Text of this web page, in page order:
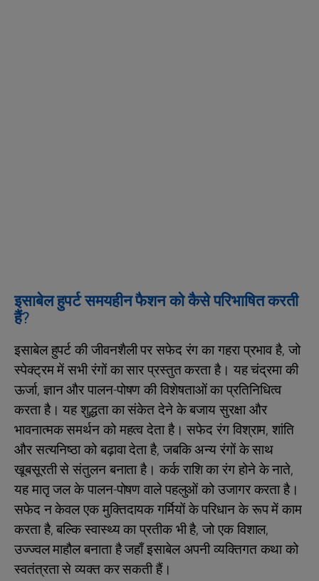
इसाबेल हुपर्ट समयहीन फैशन को कैसे परिभाषित करती
हैं?
इसाबेल हुपर्ट की जीवनशैली पर सफेद रंग का गहरा प्रभाव है, जो
स्पेक्ट्रम में सभी रंगों का सार प्रस्तुत करता है। यह चंद्रमा की
ऊर्जा, ज्ञान और पालन-पोषण की विशेषताओं का प्रतिनिधित्व
करता है। यह शुद्धता का संकेत देने के बजाय सुरक्षा और
भावनात्मक समर्थन को महत्व देता है। सफेद रंग विश्राम, शांति
और सत्यनिष्ठा को बढ़ावा देता है, जबकि अन्य रंगों के साथ
खूबसूरती से संतुलन बनाता है। कर्क राशि का रंग होने के नाते,
यह मातृ जल के पालन-पोषण वाले पहलुओं को उजागर करता है।
सफेद न केवल एक मुक्तिदायक गर्मियों के परिधान के रूप में काम
करता है, बल्कि स्वास्थ्य का प्रतीक भी है, जो एक विशाल,
उज्ज्वल माहौल बनाता है जहाँ इसाबेल अपनी व्यक्तिगत कथा को
स्वतंत्रता से व्यक्त कर सकती हैं।